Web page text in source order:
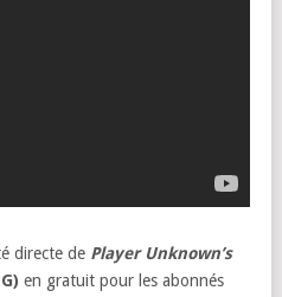
directe de Player Unknown’s
en gratuit pour les abonnés